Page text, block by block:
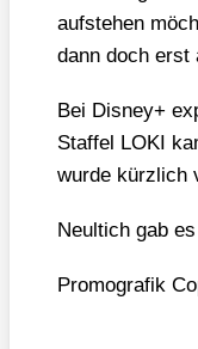
auf­ste­hen
dann doch erst
Bei Dis­ney+
Staf­fel LOKI
wur­de kürz­lich
Neul­tich gab
Pro­mo­gra­fik